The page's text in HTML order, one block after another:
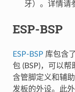
牙）。详情请
ESP-BSP
ESP-BSP 库包含
包 (BSP)，可以
含管脚定义和辅
发板的外设。此